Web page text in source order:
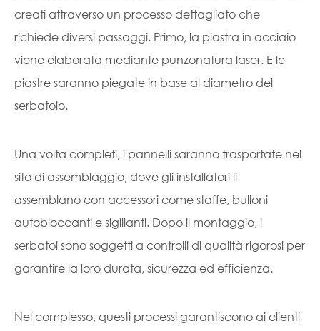
creati attraverso un processo dettagliato che
richiede diversi passaggi. Primo, la piastra in acciaio
viene elaborata mediante punzonatura laser. E le
piastre saranno piegate in base al diametro del
serbatoio.
Una volta completi, i pannelli saranno trasportate nel
sito di assemblaggio, dove gli installatori li
assemblano con accessori come staffe, bulloni
autobloccanti e sigillanti. Dopo il montaggio, i
serbatoi sono soggetti a controlli di qualità rigorosi per
garantire la loro durata, sicurezza ed efficienza.
Nel complesso, questi processi garantiscono ai clienti